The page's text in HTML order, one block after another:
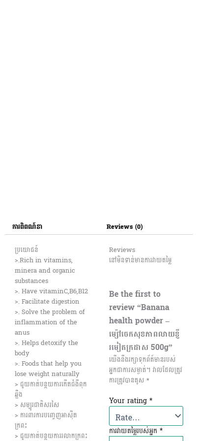
ការពិពណ៍នា
ប្រយោជន៍
>.Rich in vitamins,
minera and organic
substances
>. Have vitaminC,B6,B12
>. Facilitate digestion
>. Solve the problem of
inflammation of the
anus
>. Helps detoxify the
body
>. Foods that help you
lose weight naturally
> ជួយកាត់បន្ថយការកើតជំងឺពុក
ឆ្អឹង
> សម្បូរជាតិសរសៃ
> ការពារការបញ្ចេញអាស៊ីត
ក្រពះ
> ជួយកាត់បន្ថយការរលាកក្រពះ
Reviews (0)
Reviews
នៅមិនទាន់មានការវាយតម្លៃ
Be the first to
review “Banana
health powder –
ម្ស៉ៅចេកសុខភាពលាយខ្ញី
រមៀតក្រដាស 500g”
យើងនឺងរក្សាទុកព័ត៍មានរបស់
អ្នកជាការសម្ងាត់។ វាល​ដែល​ត្រូវ​
ការ​ត្រូវ​បាន​គូស *
Your rating *
ការវាយតម្លៃរបស់អ្នក *